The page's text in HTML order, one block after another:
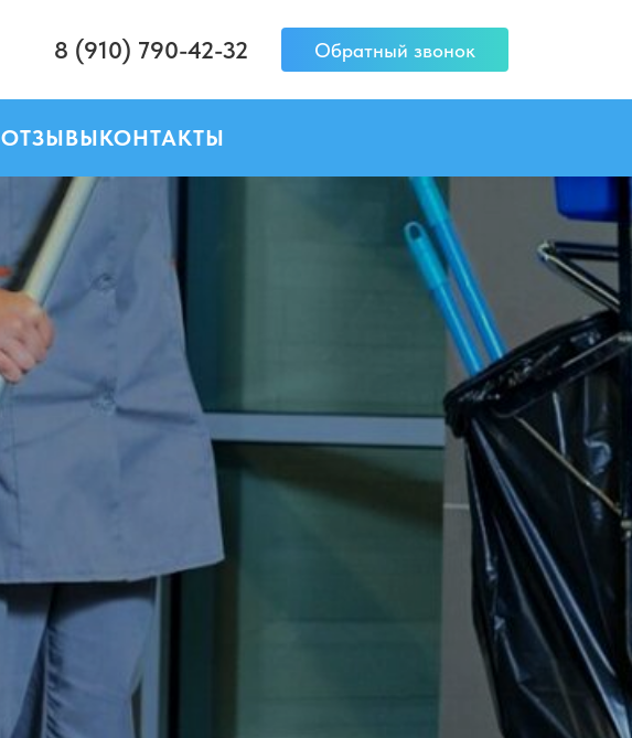
8 (910) 790-42-32 Обратный звонок
ОТЗЫВЫКОНТАКТЫ